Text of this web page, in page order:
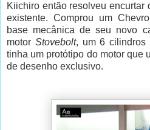
Kiichiro então resolveu encurtar
existente. Comprou um
base mecânica de seu novo
motor Stovebolt, um 6 cilindros
tinha um protótipo do motor que
de desenho exclusivo.